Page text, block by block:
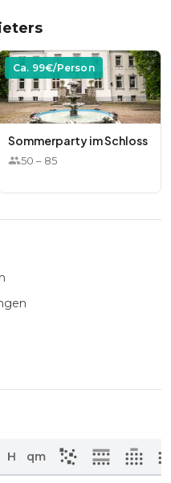
Ca. 99€/Person
Sommerparty im Schloss
50 – 85
H qm